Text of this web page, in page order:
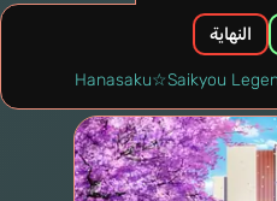
النهاية
Hanasaku☆Saikyou